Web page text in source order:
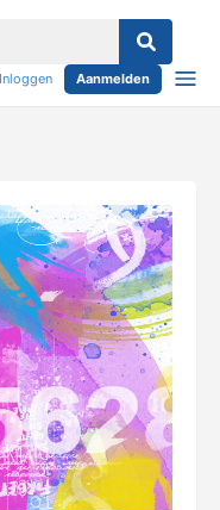
Inloggen Aanmelden